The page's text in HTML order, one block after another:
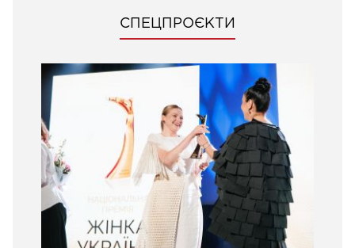
СПЕЦПРОЄКТИ